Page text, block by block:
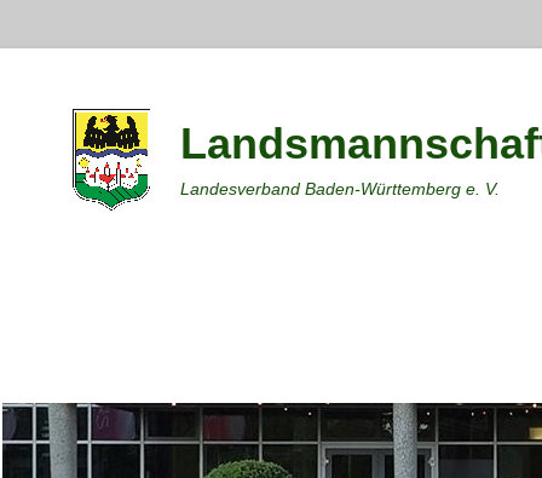
Landesverband Baden-Württemberg e. V.